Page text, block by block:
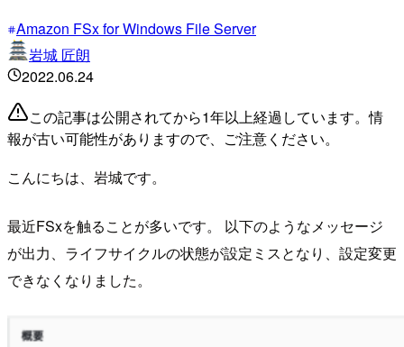
Amazon FSx for Windows File Server
岩城 匠朗
2022.06.24
この記事は公開されてから1年以上経過しています。情
報が古い可能性がありますので、ご注意ください。
こんにちは、岩城です。
最近FSxを触ることが多いです。 以下のようなメッセージ
が出力、ライフサイクルの状態が設定ミスとなり、設定変更
できなくなりました。